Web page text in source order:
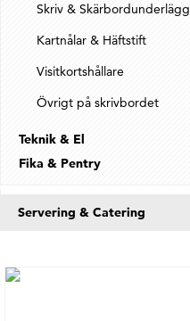
Skriv & Skärbordunderlägg
Kartnålar & Häftstift
Visitkortshållare
Övrigt på skrivbordet
Teknik & El
Fika & Pentry
Servering & Catering